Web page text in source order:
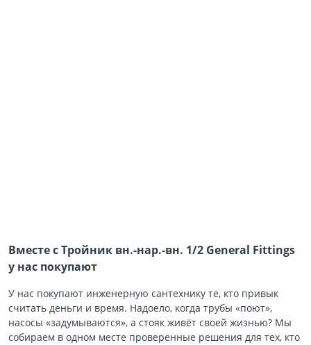
Вместе с Тройник вн.-нар.-вн. 1/2 General Fittings
у нас покупают
У нас покупают инженерную сантехнику те, кто привык
считать деньги и время. Надоело, когда трубы «поют»,
насосы «задумываются», а стояк живёт своей жизнью? Мы
собираем в одном месте проверенные решения для тех, кто